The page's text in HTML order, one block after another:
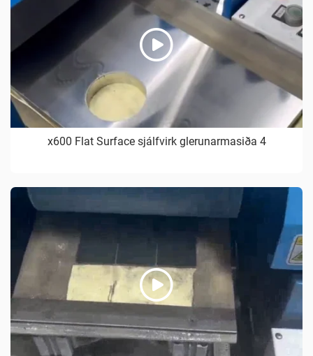
x600 Flat Surface sjálfvirk glerunarmasiða 4